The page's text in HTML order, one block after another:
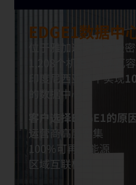
EDGE1数据中
位于雅加达运 商最
1,208 个机
、6兆瓦
印度尼西亚 个实现
的 数 据中心。
客 户选择EDGE1的原因
运营商高度密集
100%可再生能源
区域互联枢纽